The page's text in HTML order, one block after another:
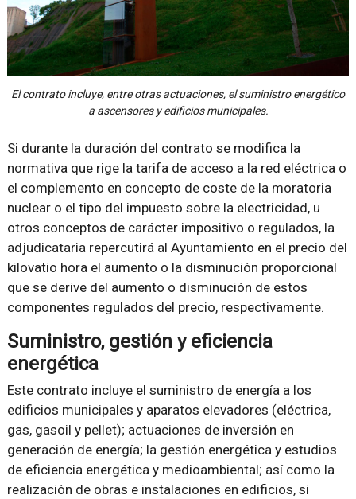
El contrato incluye, entre otras actuaciones, el suministro energético
a ascensores y edificios municipales.
Si durante la duración del contrato se modifica la
normativa que rige la tarifa de acceso a la red eléctrica o
el complemento en concepto de coste de la moratoria
nuclear o el tipo del impuesto sobre la electricidad, u
otros conceptos de carácter impositivo o regulados, la
adjudicataria repercutirá al Ayuntamiento en el precio del
kilovatio hora el aumento o la disminución proporcional
que se derive del aumento o disminución de estos
componentes regulados del precio, respectivamente.
Suministro, gestión y eficiencia
energética
Este contrato incluye el suministro de energía a los
edificios municipales y aparatos elevadores (eléctrica,
gas, gasoil y pellet); actuaciones de inversión en
generación de energía; la gestión energética y estudios
de eficiencia energética y medioambiental; así como la
realización de obras e instalaciones en edificios, si